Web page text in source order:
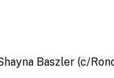
Baszler (c/